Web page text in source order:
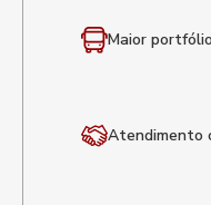
Maior portfólio
Atendimento